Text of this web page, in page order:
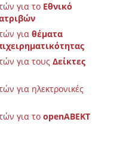
για το Εθνικό
για θέματα
για τους Δείκτες
για ηλεκτρονικές
για το openΑΒΕΚΤ